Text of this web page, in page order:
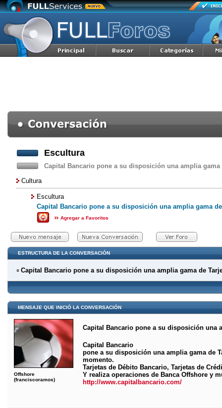
Escultura
Capital Bancario pone a su disposición una amplia gama
Cultura
Escultura
Capital Bancario pone a su disposición una amplia gama
Agregar a Favoritos
ESTRUCTURA DE LA CONVERSACIÓN
Capital Bancario pone a su disposición una amplia gama de
MENSAJE QUE INICIÓ LA CONVERSACIÓN
Offshore
(franciscoramos)
Capital Bancario pone a su disposición una
Capital Bancario
pone a su disposición una amplia gama de
momento.
Tarjetas de Débito Bancario, Tarjetas de
Y realiza operaciones de Banca Offshore y
http://www.capitalbancario.com/